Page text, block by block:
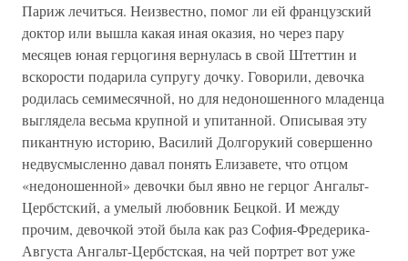
Париж лечиться. Неизвестно, помог ли ей французский
доктор или вышла какая иная оказия, но через пару
месяцев юная герцогиня вернулась в свой Штеттин и
вскорости подарила супругу дочку. Говорили, девочка
родилась семимесячной, но для недоношенного младенца
выглядела весьма крупной и упитанной. Описывая эту
пикантную историю, Василий Долгорукий совершенно
недвусмысленно давал понять Елизавете, что отцом
«недоношенной» девочки был явно не герцог Ангальт-
Цербстский, а умелый любовник Бецкой. И между
прочим, девочкой этой была как раз София-Фредерика-
Августа Ангальт-Цербстская, на чей портрет вот уже